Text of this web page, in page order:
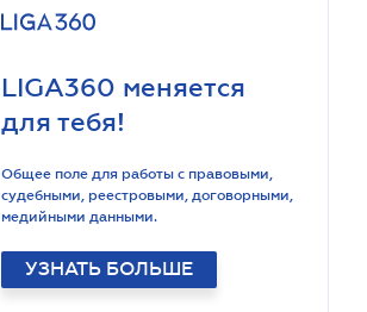
LIGA360 меняется
для тебя!
Общее поле для работы с правовыми,
судебными, реестровыми, договорными,
медийными данными.
УЗНАТЬ БОЛЬШЕ